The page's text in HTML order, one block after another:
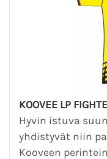
KOOVEE LP
Hyvin istuva
yhdistyvät niin
Kooveen